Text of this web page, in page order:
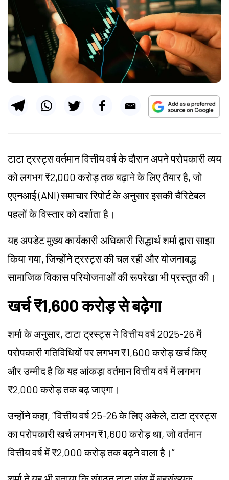
टाटा ट्रस्ट्स वर्तमान वित्तीय वर्ष के दौरान अपने परोपकारी व्यय
को लगभग ₹2,000 करोड़ तक बढ़ाने के लिए तैयार है, जो
एएनआई (ANI) समाचार रिपोर्ट के अनुसार इसकी चैरिटेबल
पहलों के विस्तार को दर्शाता है।
यह अपडेट मुख्य कार्यकारी अधिकारी सिद्धार्थ शर्मा द्वारा साझा
किया गया, जिन्होंने ट्रस्ट्स की चल रही और योजनाबद्ध
सामाजिक विकास परियोजनाओं की रूपरेखा भी प्रस्तुत की।
खर्च ₹1,600 करोड़ से बढ़ेगा
शर्मा के अनुसार, टाटा ट्रस्ट्स ने वित्तीय वर्ष 2025-26 में
परोपकारी गतिविधियों पर लगभग ₹1,600 करोड़ खर्च किए
और उम्मीद है कि यह आंकड़ा वर्तमान वित्तीय वर्ष में लगभग
₹2,000 करोड़ तक बढ़ जाएगा।
उन्होंने कहा, “वित्तीय वर्ष 25-26 के लिए अकेले, टाटा ट्रस्ट्स
का परोपकारी खर्च लगभग ₹1,600 करोड़ था, जो वर्तमान
वित्तीय वर्ष में ₹2,000 करोड़ तक बढ़ने वाला है।”